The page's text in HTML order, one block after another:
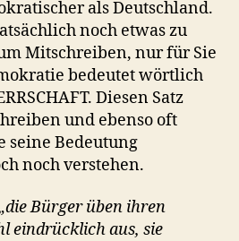
als Deutschland.
noch etwas zu
Mitschreiben, nur für Sie
bedeutet wörtlich
Diesen Satz
und ebenso oft
seine Bedeutung
noch verstehen.
Bürger üben ihren
eindrücklich aus, sie